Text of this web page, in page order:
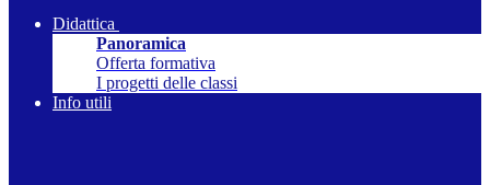
Didattica
Panoramica
Offerta formativa
I progetti delle classi
Info utili